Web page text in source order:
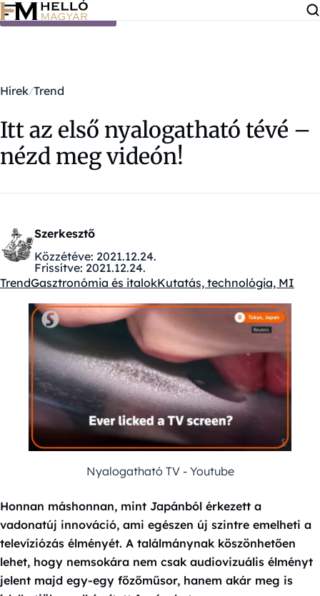
Ugrás a tartalomra
Hírek Trend
Itt az első nyalogatható tévé –
nézd meg videón!
Szerkesztő
Közzétéve: 2021.12.24.
Frissítve: 2021.12.24.
Kategóriák:
TrendGasztronómia és italokKutatás, technológia, MI
Nyalogatható TV - Youtube
Honnan máshonnan, mint Japánból érkezett a
vadonatúj innováció, ami egészen új szintre emelheti a
televíziózás élményét. A találmánynak köszönhetően
lehet, hogy nemsokára nem csak audiovizuális élményt
jelent majd egy-egy főzőműsor, hanem akár meg is